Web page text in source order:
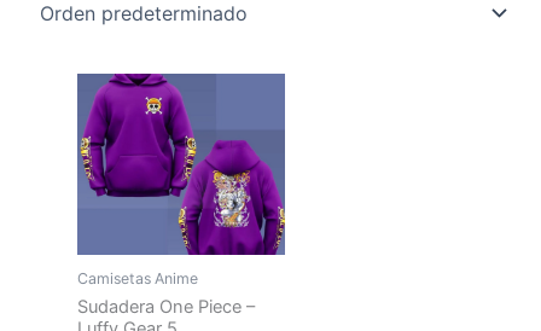
Camisetas Anime
Sudadera One Piece –
producto
tiene
múltiples
variantes.
Las
opciones
se
pueden